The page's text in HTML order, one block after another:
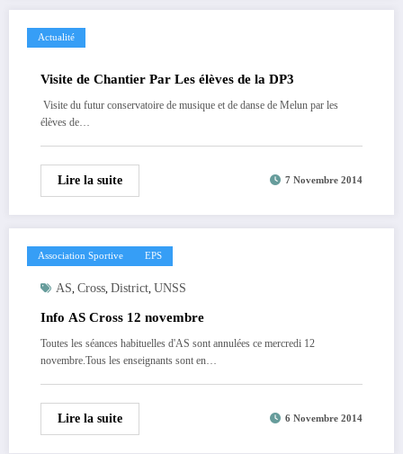
Actualité
Visite de Chantier Par Les élèves de la DP3
Visite du futur conservatoire de musique et de danse de Melun par les
élèves de…
Lire la suite 7 Novembre 2014
Association Sportive EPS
AS, Cross, District, UNSS
Info AS Cross 12 novembre
Toutes les séances habituelles d'AS sont annulées ce mercredi 12
novembre.Tous les enseignants sont en…
Lire la suite 6 Novembre 2014